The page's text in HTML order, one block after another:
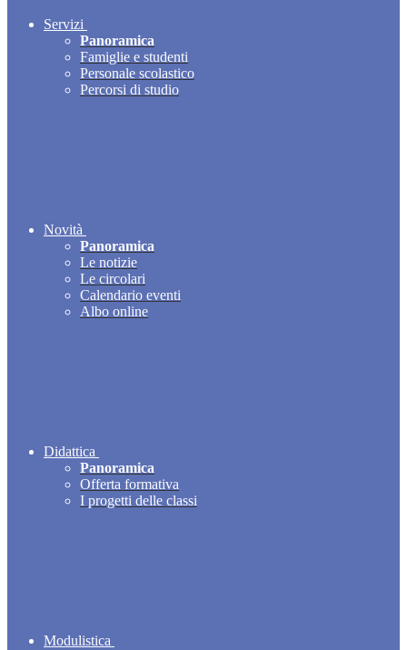
Servizi
Panoramica
Famiglie e studenti
Personale scolastico
Percorsi di studio
Novità
Panoramica
Le notizie
Le circolari
Calendario eventi
Albo online
Didattica
Panoramica
Offerta formativa
I progetti delle classi
Modulistica